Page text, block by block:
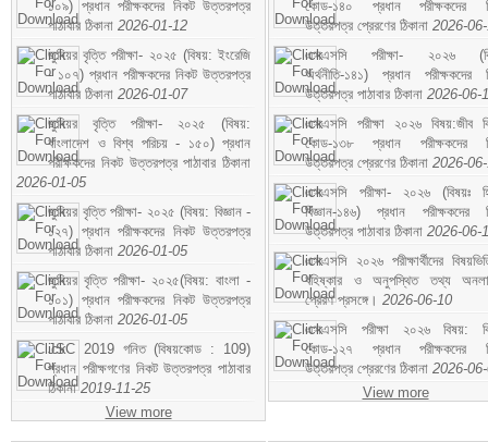
১০৯) প্রধান পরীক্ষকদের নিকট উত্তরপত্র
পাঠাবার ঠিকানা 2026-01-12
জুনিয়র বৃত্তি পরীক্ষা- ২০২৫ (বিষয়: ইংরেজি
- ১০৭) প্রধান পরীক্ষকদের নিকট উত্তরপত্র
পাঠাবার ঠিকানা 2026-01-07
জুনিয়র বৃত্তি পরীক্ষা- ২০২৫ (বিষয়:
বাংলাদেশ ও বিশ্ব পরিচয় - ১৫০) প্রধান
পরীক্ষকদের নিকট উত্তরপত্র পাঠাবার ঠিকানা
2026-01-05
জুনিয়র বৃত্তি পরীক্ষা- ২০২৫ (বিষয়: বিজ্ঞান -
১২৭) প্রধান পরীক্ষকদের নিকট উত্তরপত্র
পাঠাবার ঠিকানা 2026-01-05
জুনিয়র বৃত্তি পরীক্ষা- ২০২৫(বিষয়: বাংলা -
১০১) প্রধান পরীক্ষকদের নিকট উত্তরপত্র
পাঠাবার ঠিকানা 2026-01-05
JSC 2019 গনিত (বিষয়কোড : 109)
প্রধান পরীক্ষগণের নিকট উত্তরপত্র পাঠাবার
ঠিকানা2019-11-25
View more
কোড-১৪০ প্রধান পরীক্ষকদের
উত্তরপত্র প্রেরণের ঠিকানা 2026-
এসএসসি পরীক্ষা- ২০২৬
অর্থনীতি-১৪১) প্রধান পরীক্ষকদের
উত্তরপত্র পাঠাবার ঠিকানা 2026-06-
এসএসসি পরীক্ষা ২০২৬ বিষয়:জীব
কোড-১৩৮ প্রধান পরীক্ষকদের
উত্তরপত্র প্রেরণের ঠিকানা 2026-
এসএসসি পরীক্ষা- ২০২৬ (বিষয়ঃ
বিজ্ঞান-১৪৬) প্রধান পরীক্ষকদের
উত্তরপত্র পাঠাবার ঠিকানা 2026-06-
এসএসসি ২০২৬ পরীক্ষার্থীদের
বহিষ্কার ও অনুপস্থিত তথ্য
প্রেরণ প্রসঙ্গে। 2026-06-10
এসএসসি পরীক্ষা ২০২৬ বিষয়:
কোড-১২৭ প্রধান পরীক্ষকদের
উত্তরপত্র প্রেরণের ঠিকানা 2026-
View more